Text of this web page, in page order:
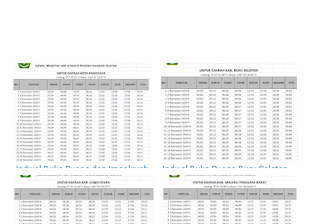
Jadwal Buka Puasa dan Imsakiyah
Kota Makassar 2018 / 1439 H
Jadwal Buka Puasa Buru Selatan
Hari Ini Dan Imsakiyah 2018 / 1439
H